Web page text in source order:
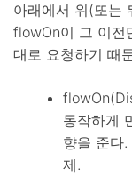
아래에서 위(또는
flowOn이 그 이전
대로 요청하기 때
동작하게
향을 준다
제.